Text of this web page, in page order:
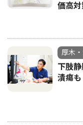
価高対
厚木・
下肢
潰瘍